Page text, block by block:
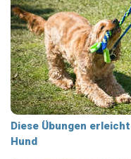
Diese Übungen
Hund